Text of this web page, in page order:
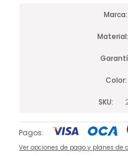
Marca
Material
Color
SKU
Pagos:
Ver opciones de pago y planes de